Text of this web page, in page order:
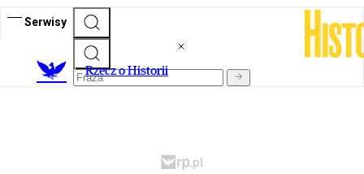
Serwisy
Rzecz o Historii